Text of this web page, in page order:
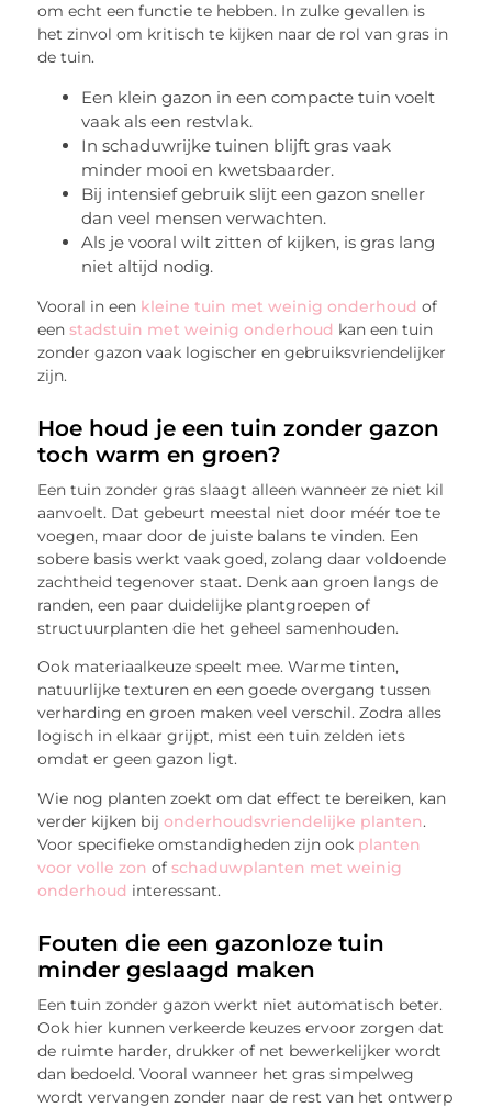
om echt een functie te hebben. In zulke gevallen is
het zinvol om kritisch te kijken naar de rol van gras in
de tuin.
Een klein gazon in een compacte tuin voelt
vaak als een restvlak.
In schaduwrijke tuinen blijft gras vaak
minder mooi en kwetsbaarder.
Bij intensief gebruik slijt een gazon sneller
dan veel mensen verwachten.
Als je vooral wilt zitten of kijken, is gras lang
niet altijd nodig.
Vooral in een kleine tuin met weinig onderhoud of
eenstadstuin met weinig onderhoud kan een tuin
zonder gazon vaak logischer en gebruiksvriendelijker
zijn.
Hoe houd je een tuin zonder gazon
toch warm en groen?
Een tuin zonder gras slaagt alleen wanneer ze niet kil
aanvoelt. Dat gebeurt meestal niet door méér toe te
voegen, maar door de juiste balans te vinden. Een
sobere basis werkt vaak goed, zolang daar voldoende
zachtheid tegenover staat. Denk aan groen langs de
randen, een paar duidelijke plantgroepen of
structuurplanten die het geheel samenhouden.
Ook materiaalkeuze speelt mee. Warme tinten,
natuurlijke texturen en een goede overgang tussen
verharding en groen maken veel verschil. Zodra alles
logisch in elkaar grijpt, mist een tuin zelden iets
omdat er geen gazon ligt.
Wie nog planten zoekt om dat effect te bereiken, kan
verder kijken bijonderhoudsvriendelijke planten.
Voor specifieke omstandigheden zijn ook planten
voor volle zon ofschaduwplanten met weinig
onderhoud interessant.
Fouten die een gazonloze tuin
minder geslaagd maken
Een tuin zonder gazon werkt niet automatisch beter.
Ook hier kunnen verkeerde keuzes ervoor zorgen dat
de ruimte harder, drukker of net bewerkelijker wordt
dan bedoeld. Vooral wanneer het gras simpelweg
wordt vervangen zonder naar de rest van het ontwerp